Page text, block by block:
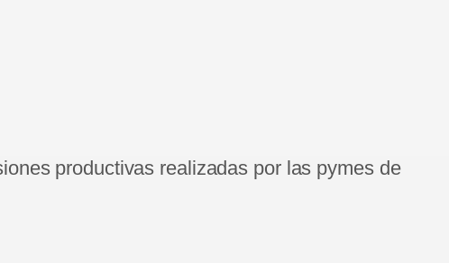
productivas realizadas por las pymes de